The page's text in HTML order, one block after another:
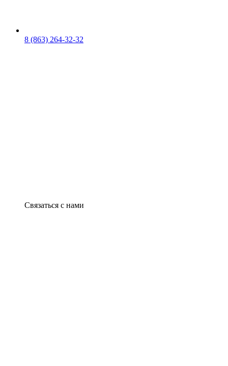
8 (863) 264-32-32
Связаться с нами